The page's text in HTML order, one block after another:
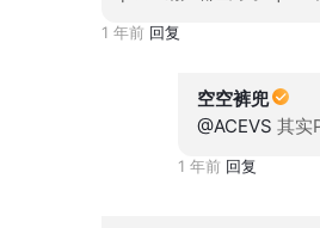
1 年前 回复
空空裤兜
@ACEVS 其实
1 年前 回复